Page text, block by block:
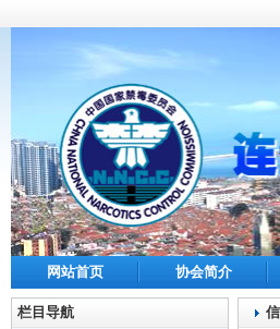
网站首页 协会简介
栏目导航